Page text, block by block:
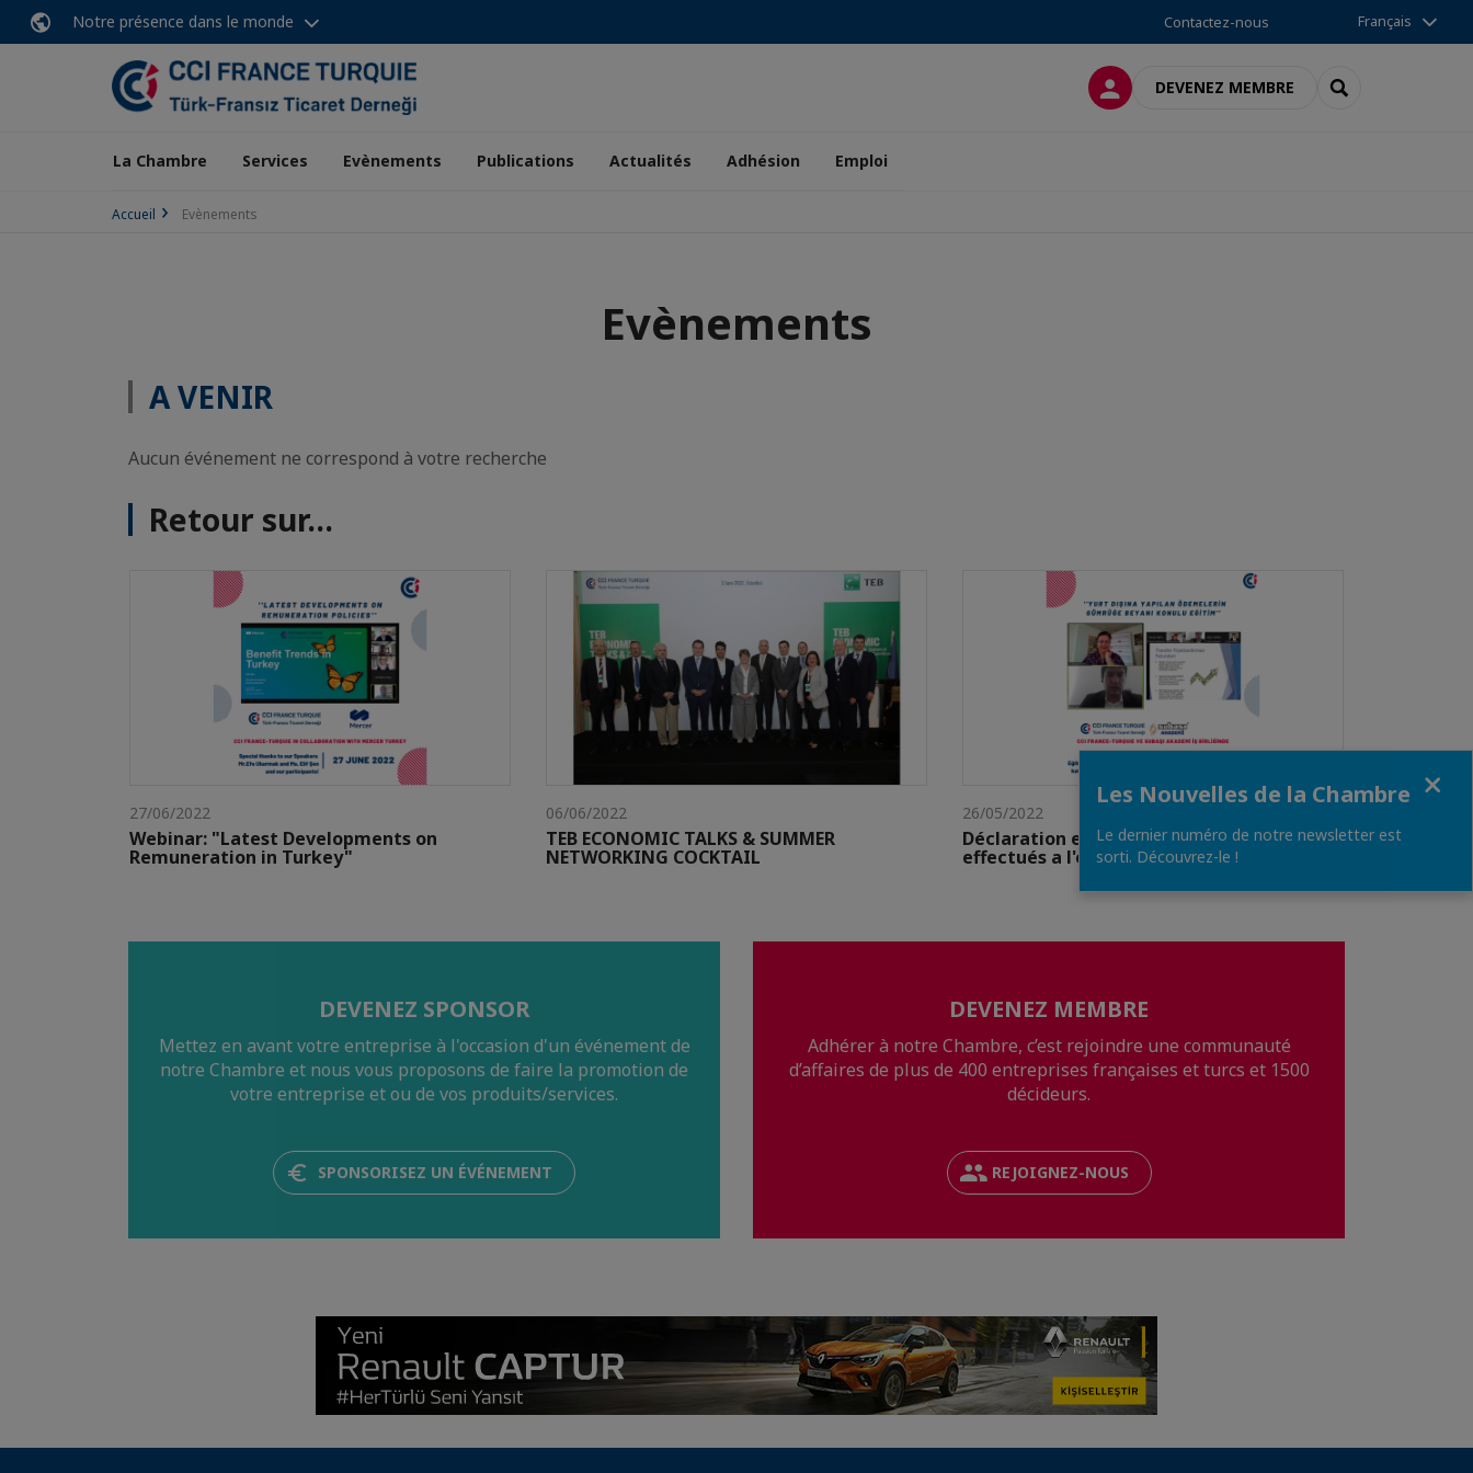
Notre présence dans le monde Contactez-nous Français
CONNEXIONDEVENEZ MEMBRE RECHERCHER
La Chambre Services Evènements Publications Actualités Adhésion Emploi
Accueil Evènements
Evènements
A VENIR
Aucun événement ne correspond à votre recherche
Retour sur...
27/06/2022
Webinar: "Latest Developments on
Remuneration in Turkey"
06/06/2022
TEB ECONOMIC TALKS & SUMMER
NETWORKING COCKTAIL
26/05/2022
Déclaration en douane des paiements
effectués a l'étranger
DEVENEZ SPONSOR
Mettez en avant votre entreprise à l'occasion d'un événement de
notre Chambre et nous vous proposons de faire la promotion de
votre entreprise et ou de vos produits/services.
SPONSORISEZ UN ÉVÉNEMENT
DEVENEZ MEMBRE
Adhérer à notre Chambre, c’est rejoindre une communauté
d’affaires de plus de 400 entreprises françaises et turcs et 1500
décideurs.
REJOIGNEZ-NOUS
Les Nouvelles de la Chambre
Le dernier numéro de notre newsletter est
sorti. Découvrez-le !